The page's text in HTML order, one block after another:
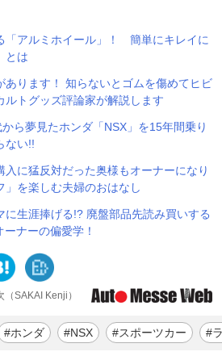
「アルミホイール」！ 簡単にキレイに
とは
あります！ 知らないとゴムを傷めてヒビ
トグッズ評論家が解説します
ら夢見たホンダ「NSX」を15年間乗り
ない!!
入に猛反対だった奥様もオーナーになり
」を楽しむ夫婦のおはなし
生涯捧げる!? 廃盤部品先読み買いする
ナーの偏愛学！
SAKAI Kenji）
#ホンダ #NSX #スポーツカー #